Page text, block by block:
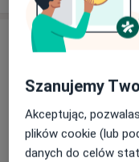
Specjaliści
Psycholog
mgr
Szanujemy
Akceptując,
plików cookie (lub
danych do celów